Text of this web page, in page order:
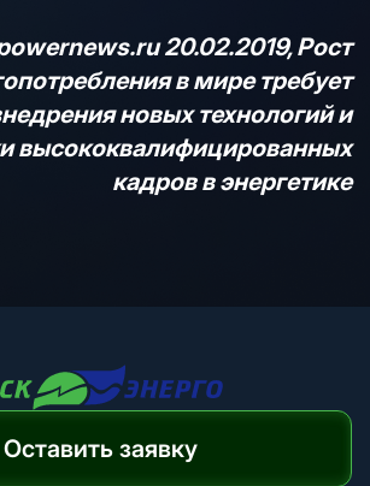
20.02.2019, Рост
в мире требует
новых технологий и
высококвалифицированных
кадров в энергетике
Оставить заявку